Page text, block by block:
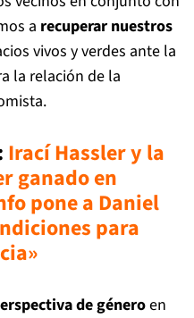
a recuperar nuestros
vivos y verdes ante la
la relación de la
Irací Hassler y la
ganado en
pone a Daniel
para
de géneroen